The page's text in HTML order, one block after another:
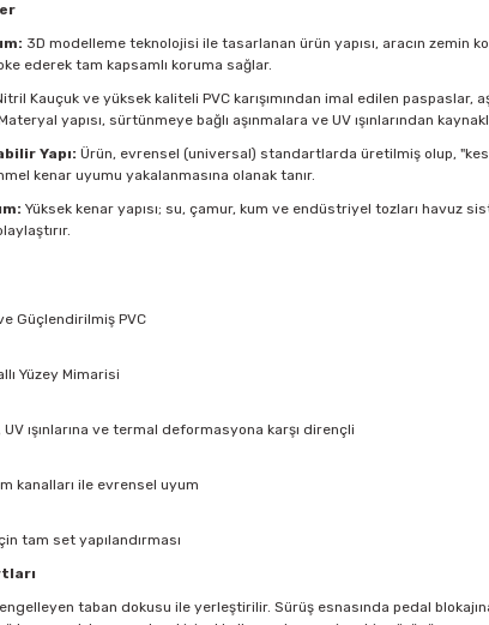
3D modelleme teknolojisi ile tasarlanan ürün yapısı, aracın zemin
ederek tam kapsamlı koruma sağlar.
Kauçuk ve yüksek kaliteli PVC karışımından imal edilen paspaslar,
yapısı, sürtünmeye bağlı aşınmalara ve UV ışınlarından
Yapı: Ürün, evrensel (universal) standartlarda üretilmiş olup,
kenar uyumu yakalanmasına olanak tanır.
Yüksek kenar yapısı; su, çamur, kum ve endüstriyel tozları havuz
Güçlendirilmiş PVC
Yüzey Mimarisi
ışınlarına ve termal deformasyona karşı dirençli
kanalları ile evrensel uyum
tam set yapılandırması
taban dokusu ile yerleştirilir. Sürüş esnasında pedal